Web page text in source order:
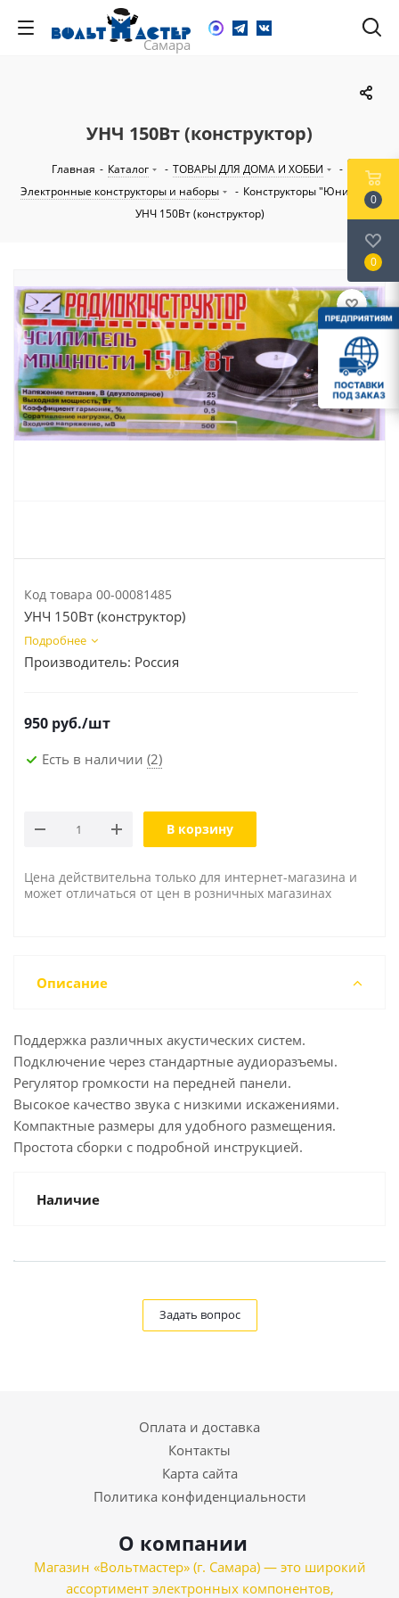
УНЧ 150Вт (конструктор)
Главная - Каталог - ТОВАРЫ ДЛЯ ДОМА И ХОББИ
-
Электронные конструкторы и наборы
- Конструкторы "Юниор" -
УНЧ 150Вт (конструктор)
Код товара 00-00081485
УНЧ 150Вт (конструктор)
Подробнее
Производитель: Россия
950 руб./шт
Есть в наличии (2)
В корзину
Цена действительна только для интернет-магазина и
может отличаться от цен в розничных магазинах
Описание
Поддержка различных акустических систем.
Подключение через стандартные аудиоразъемы.
Регулятор громкости на передней панели.
Высокое качество звука с низкими искажениями.
Компактные размеры для удобного размещения.
Простота сборки с подробной инструкцией.
Наличие
Задать вопрос
Оплата и доставка
Контакты
Карта сайта
Политика конфиденциальности
О компании
Магазин «Вольтмастер» (г. Самара) — это широкий
ассортимент электронных компонентов,
0
0